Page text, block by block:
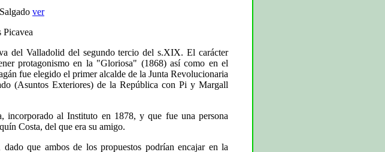
ver
Picavea
del Valladolid del segundo tercio del s.XIX. El carácter
protagonismo en la "Gloriosa" (1868) así como en el
fue elegido el primer alcalde de la Junta Revolucionaria
(Asuntos Exteriores) de la República con Pi y Margall
incorporado al Instituto en 1878, y que fue una persona
Costa, del que era su amigo.
que ambos de los propuestos podrían encajar en la